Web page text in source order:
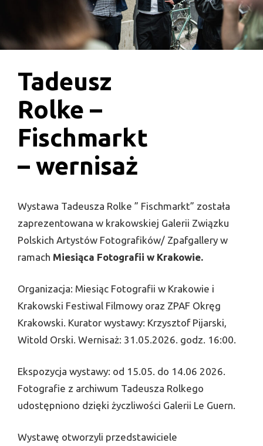
Tadeusz
Rolke –
Fischmarkt
– wernisaż
Wystawa Tadeusza Rolke ” Fischmarkt” została
zaprezentowana w krakowskiej Galerii Związku
Polskich Artystów Fotografików/ Zpafgallery w
ramach Miesiąca Fotografii w Krakowie.
Organizacja: Miesiąc Fotografii w Krakowie i
Krakowski Festiwal Filmowy oraz ZPAF Okręg
Krakowski. Kurator wystawy: Krzysztof Pijarski,
Witold Orski. Wernisaż: 31.05.2026. godz. 16:00.
Ekspozycja wystawy: od 15.05. do 14.06 2026.
Fotografie z archiwum Tadeusza Rolkego
udostępniono dzięki życzliwości Galerii Le Guern.
Wystawę otworzyli przedstawiciele